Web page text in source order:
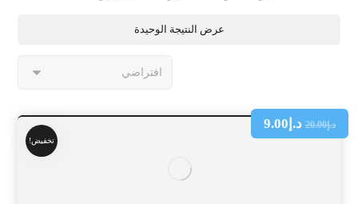
عرض النتيجة الوحيدة
تخفيض!
د.إ20.00 د.إ 9.00